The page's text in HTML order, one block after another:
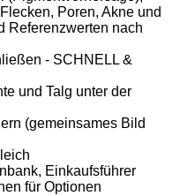
Poren, Akne und
Referenzwerten nach
- SCHNELL &
und Talg unter der
(gemeinsames Bild
Einkaufsführer
für Optionen